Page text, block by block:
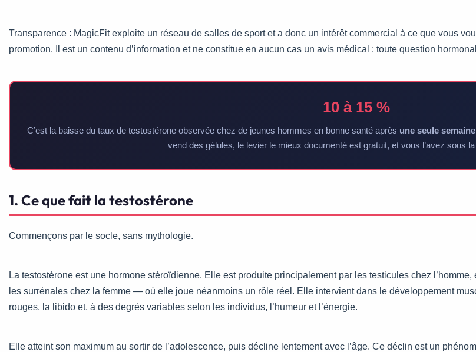
Transparence : MagicFit exploite un réseau de salles de sport et a donc un intérêt commercial à ce que vous
promotion. Il est un contenu d’information et ne constitue en aucun cas un avis médical : toute question
10 à 15 %
C’est la baisse du taux de testostérone observée chez de jeunes hommes en bonne santé après une seule semaine
vend des gélules, le levier le mieux documenté est gratuit, et vous l’avez sous
1. Ce que fait la testostérone
Commençons par le socle, sans mythologie.
La testostérone est une hormone stéroïdienne. Elle est produite principalement par les testicules chez
les surrénales chez la femme — où elle joue néanmoins un rôle réel. Elle intervient dans le développement
rouges, la libido et, à des degrés variables selon les individus, l’humeur et l’énergie.
Elle atteint son maximum au sortir de l’adolescence, puis décline lentement avec l’âge. Ce déclin est un